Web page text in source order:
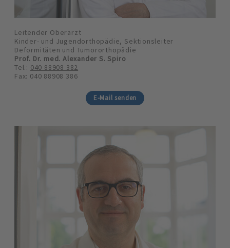
Leitender Oberarzt
Kinder- und Jugendorthopädie, Sektionsleiter
Deformitäten und Tumororthopädie
Prof. Dr. med. Alexander S. Spiro
Tel.: 040 88908 382
Fax: 040 88908 386
E-Mail senden